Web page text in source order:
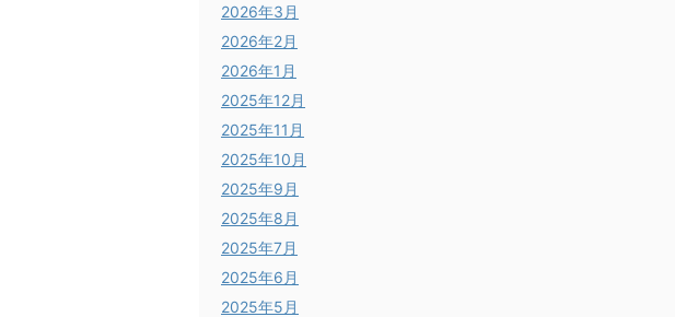
2026年3月
2026年2月
2026年1月
2025年12月
2025年11月
2025年10月
2025年9月
2025年8月
2025年7月
2025年6月
2025年5月